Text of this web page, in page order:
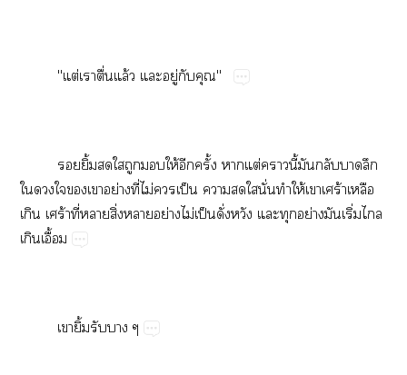
"ต่​​ื่​ล้​​ู่​​"
​ิ้​​​​​ให้​​ั้​​ต่​​ี้​​​​​
​​​​​ย่​ี่​ไม่​​ป็​​​​ั่​​ให้​​ร้​​
​ร้​ี่​​ิ่​​ย่​ไม่​ป็​ั่​​​​ย่​​ิ่​​
​ื้
​ิ้​​